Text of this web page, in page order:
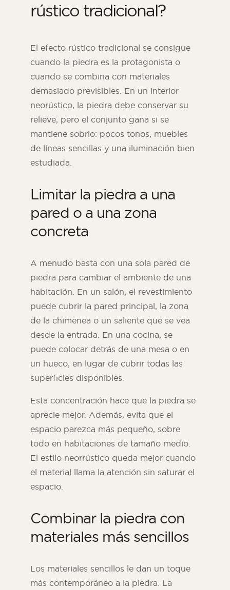
rústico tradicional?
El efecto rústico tradicional se consigue
cuando la piedra es la protagonista o
cuando se combina con materiales
demasiado previsibles. En un interior
neorústico, la piedra debe conservar su
relieve, pero el conjunto gana si se
mantiene sobrio: pocos tonos, muebles
de líneas sencillas y una iluminación bien
estudiada.
Limitar la piedra a una
pared o a una zona
concreta
A menudo basta con una sola pared de
piedra para cambiar el ambiente de una
habitación. En un salón, el revestimiento
puede cubrir la pared principal, la zona
de la chimenea o un saliente que se vea
desde la entrada. En una cocina, se
puede colocar detrás de una mesa o en
un hueco, en lugar de cubrir todas las
superficies disponibles.
Esta concentración hace que la piedra se
aprecie mejor. Además, evita que el
espacio parezca más pequeño, sobre
todo en habitaciones de tamaño medio.
El estilo neorrústico queda mejor cuando
el material llama la atención sin saturar el
espacio.
Combinar la piedra con
materiales más sencillos
Los materiales sencillos le dan un toque
más contemporáneo a la piedra. La